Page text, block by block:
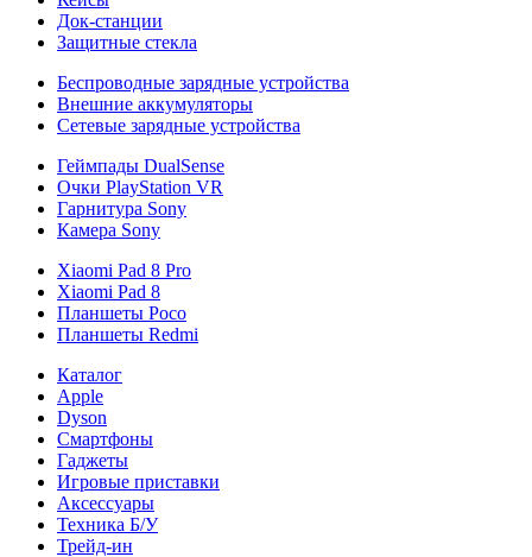
Док-станции
Защитные стекла
Беспроводные зарядные устройства
Внешние аккумуляторы
Сетевые зарядные устройства
Геймпады DualSense
Очки PlayStation VR
Гарнитура Sony
Камера Sony
Xiaomi Pad 8 Pro
Xiaomi Pad 8
Планшеты Poco
Планшеты Redmi
Каталог
Apple
Dyson
Смартфоны
Гаджеты
Игровые приставки
Аксессуары
Техника Б/У
Трейд-ин